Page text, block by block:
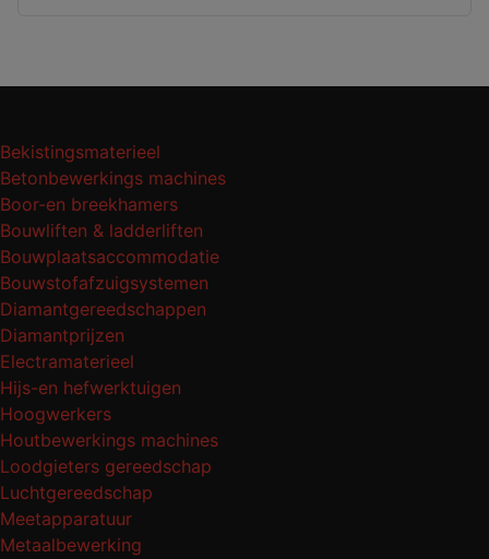
Bekistingsmaterieel
Betonbewerkings machines
Boor-en breekhamers
Bouwliften & ladderliften
Bouwplaatsaccommodatie
Bouwstofafzuigsystemen
Diamantgereedschappen
Diamantprijzen
Electramaterieel
Hijs-en hefwerktuigen
Hoogwerkers
Houtbewerkings machines
Loodgieters gereedschap
Luchtgereedschap
Meetapparatuur
Metaalbewerking